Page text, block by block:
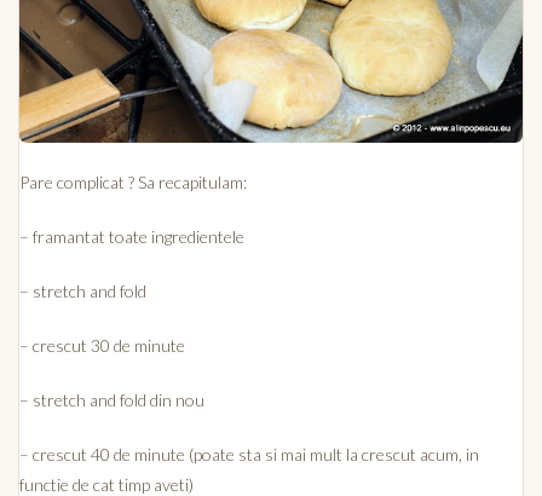
Pare complicat ? Sa recapitulam:
– framantat toate ingredientele
– stretch and fold
– crescut 30 de minute
– stretch and fold din nou
– crescut 40 de minute (poate sta si mai mult la crescut acum, in
functie de cat timp aveti)